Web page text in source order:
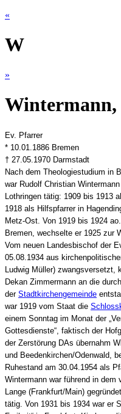
«
W
»
Ev. Pfarrer
* 10.01.1886 Bremen
† 27.05.1970 Darmstadt
Nach dem Theologiestudium in
war Rudolf Christian
Lothringen tätig: 1909 bis 1913
1918 als Hilfspfarrer in
Metz-Ost. Von 1919 bis 1924
Bremen, wechselte er 1925 zur
Vom neuen Landesbischof der
05.08.1934 aus
Ludwig Müller) zwangsversetzt,
Dekan Zimmermann an die
der Stadtkirchengemeinde
war 1919 vom Staat die
einem Sonntag im Monat der
Gottesdienste“, faktisch der
der Zerstörung DAs übernahm
und Beedenkirchen/Odenwald,
Ruhestand am 30.04.1954 als
Wintermann war führend in dem
Lange (Frankfurt/Main)
tätig. Von 1931 bis 1934 war er